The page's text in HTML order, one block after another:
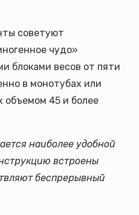
советуют
чудо»
блоками весов от пяти
в монотубах или
объемом 45 и более
наиболее удобной
встроены
беспрерывный